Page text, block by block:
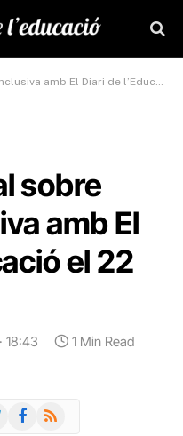
Diari de l’Educació el 22 de setembre
sobre
amb El
el 22
18:43 1 Min Read
Facebook
RSS